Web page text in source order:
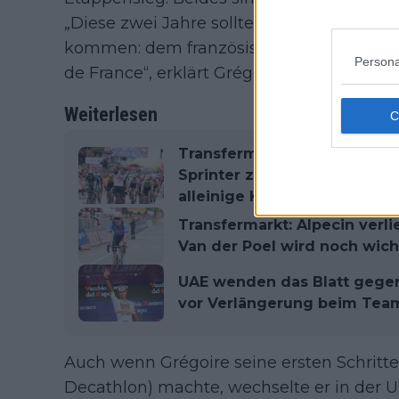
„Diese zwei Jahre sollten es mir
kommen: dem französischen Meistertitel
de France“, erklärt Grégoire.
Weiterlesen
Transfermarkt: UAE Team
Sprinter zu verlieren – Juan
alleinige Kapitänsrolle bei
Transfermarkt: Alpecin
Van der Poel wird noch
UAE wenden das Blatt
vor Verlängerung beim
Auch wenn Grégoire seine ersten
Decathlon) machte, wechselte er in der